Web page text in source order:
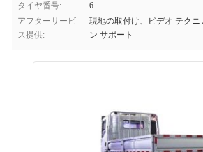
タイヤ番号:
6
アフターサービ
ス提供:
現地の取付け、ビデオ テク
ン サポート